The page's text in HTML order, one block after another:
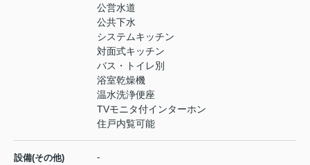
公営水道
公共下水
システムキッチン
対面式キッチン
バス・トイレ別
浴室乾燥機
温水洗浄便座
TVモニタ付インターホン
住戸内覧可能
設備(その他) -